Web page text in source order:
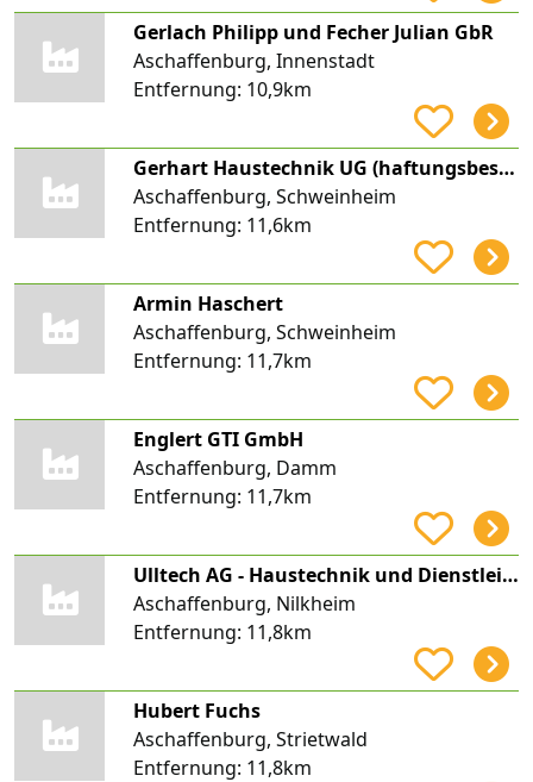
Gerlach Philipp und Fecher Julian GbR
Aschaffenburg, Innenstadt
Entfernung: 10,9km
Gerhart Haustechnik UG (haftungsbeschränkt)
Aschaffenburg, Schweinheim
Entfernung: 11,6km
Armin Haschert
Aschaffenburg, Schweinheim
Entfernung: 11,7km
Englert GTI GmbH
Aschaffenburg, Damm
Entfernung: 11,7km
Ulltech AG - Haustechnik und Dienstleistungen
Aschaffenburg, Nilkheim
Entfernung: 11,8km
Hubert Fuchs
Aschaffenburg, Strietwald
Entfernung: 11,8km